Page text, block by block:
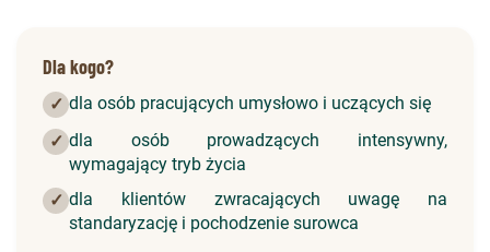
Dla kogo?
✓ dla osób pracujących umysłowo i uczących się
✓ dla osób prowadzących intensywny,
wymagający tryb życia
✓ dla klientów zwracających uwagę na
standaryzację i pochodzenie surowca